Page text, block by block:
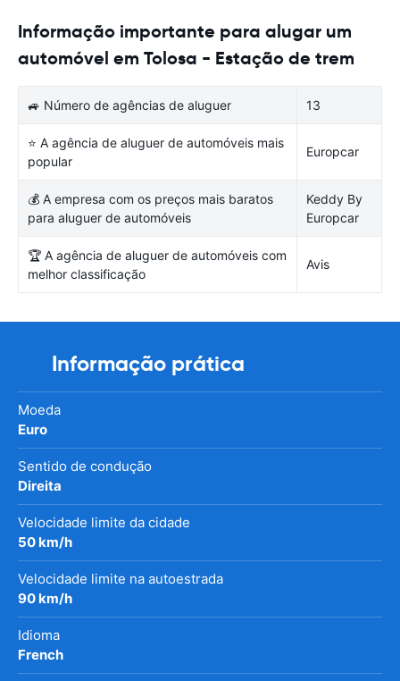
Informação importante para alugar um
automóvel em Tolosa - Estação de trem
🚙 Número de agências de aluguer 13
⭐ A agência de aluguer de automóveis mais
popular
Europcar
💰 A empresa com os preços mais baratos
para aluguer de automóveis
Keddy By
Europcar
🏆 A agência de aluguer de automóveis com
melhor classificação
Avis
Informação prática
Moeda
Euro
Sentido de condução
Direita
Velocidade limite da cidade
50 km/h
Velocidade limite na autoestrada
90 km/h
Idioma
French